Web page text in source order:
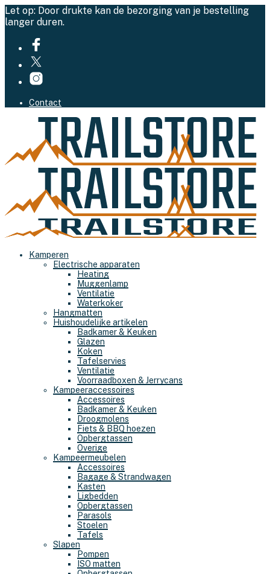
Let op: Door drukte kan de bezorging van je bestelling
langer duren.
Contact
Kamperen
Electrische apparaten
Heating
Muggenlamp
Ventilatie
Waterkoker
Hangmatten
Huishoudelijke artikelen
Badkamer & Keuken
Glazen
Koken
Tafelservies
Ventilatie
Voorraadboxen & Jerrycans
Kampeeraccessoires
Accessoires
Badkamer & Keuken
Droogmolens
Fiets & BBQ hoezen
Opbergtassen
Overige
Kampeermeubelen
Accessoires
Bagage & Strandwagen
Kasten
Ligbedden
Opbergtassen
Parasols
Stoelen
Tafels
Slapen
Pompen
ISO matten